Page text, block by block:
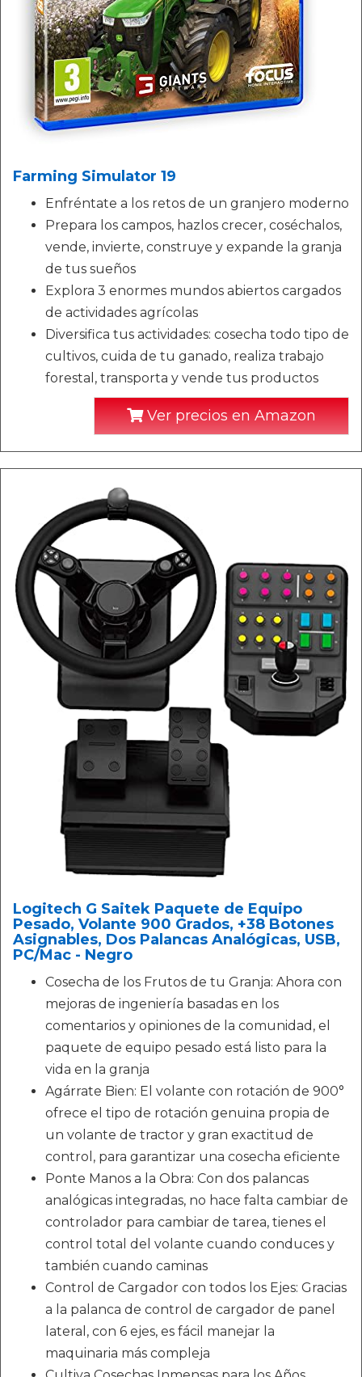
Farming Simulator 19
Enfréntate a los retos de un granjero moderno
Prepara los campos, hazlos crecer, coséchalos,
vende, invierte, construye y expande la granja
de tus sueños
Explora 3 enormes mundos abiertos cargados
de actividades agrícolas
Diversifica tus actividades: cosecha todo tipo de
cultivos, cuida de tu ganado, realiza trabajo
forestal, transporta y vende tus productos
Ver precios en Amazon
Logitech G Saitek Paquete de Equipo
Pesado, Volante 900 Grados, +38 Botones
Asignables, Dos Palancas Analógicas, USB,
PC/Mac - Negro
Cosecha de los Frutos de tu Granja: Ahora con
mejoras de ingeniería basadas en los
comentarios y opiniones de la comunidad, el
paquete de equipo pesado está listo para la
vida en la granja
Agárrate Bien: El volante con rotación de 900°
ofrece el tipo de rotación genuina propia de
un volante de tractor y gran exactitud de
control, para garantizar una cosecha eficiente
Ponte Manos a la Obra: Con dos palancas
analógicas integradas, no hace falta cambiar de
controlador para cambiar de tarea, tienes el
control total del volante cuando conduces y
también cuando caminas
Control de Cargador con todos los Ejes: Gracias
a la palanca de control de cargador de panel
lateral, con 6 ejes, es fácil manejar la
maquinaria más compleja